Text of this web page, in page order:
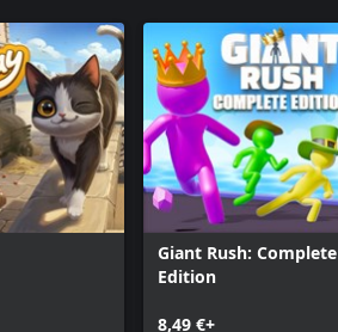
Giant Rush: Complete
Edition
8,49 €+